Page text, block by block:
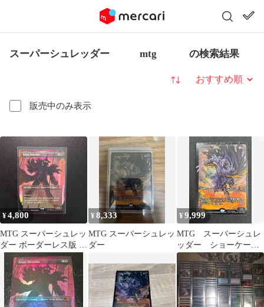
スーパーシュレッダー mtg の検索結果
販売中のみ表示
並び替え
¥4,800
MTG スーパーシュレッ
ダー ボーダーレス版 英
語版
¥8,333
MTG スーパーシュレッ
ダー
¥9,999
MTG スーパーシュレ
ッダー ショーケース
foil